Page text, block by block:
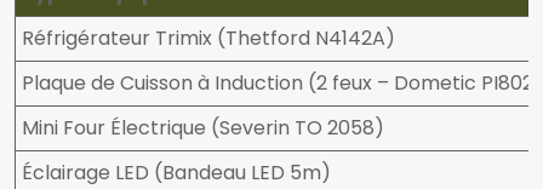
Réfrigérateur Trimix (Thetford N4142A)
Plaque de Cuisson à Induction (2 feux – Dometic
Mini Four Électrique (Severin TO 2058)
Éclairage LED (Bandeau LED 5m)